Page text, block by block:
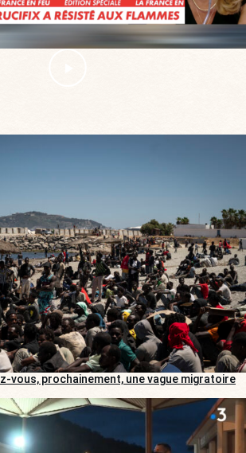
vous, prochainement, une vague migratoire